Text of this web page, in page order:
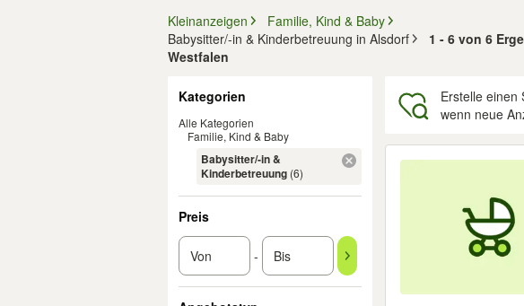
Kleinanzeigen
Familie, Kind & Baby
Babysitter/-in & Kinderbetreuung in Alsdorf
1 - 6 von 6
Westfalen
Kategorien
Alle Kategorien
Familie, Kind & Baby
Babysitter/-in &
Kinderbetreuung (6)
Preis
-
Erstelle einen
wenn neue